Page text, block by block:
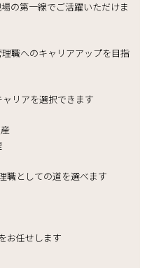
の第一線でご活躍いただけま
職へのキャリアアップを目指
リアを選択できます
職としての道を選べます
お任せします